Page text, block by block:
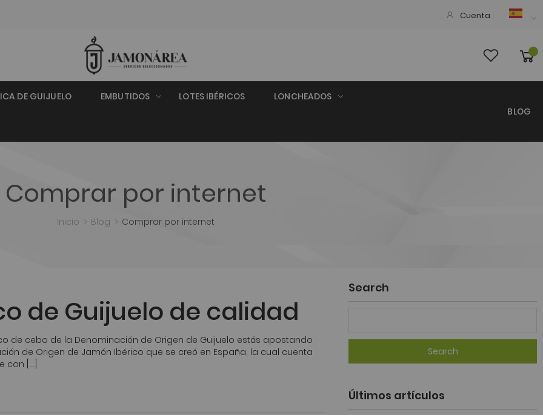
Cuenta
DE GUIJUELO EMBUTIDOS LOTES IBÉRICOS LONCHEADOS
BLOG
Comprar por internet
Inicio Blog Comprar por internet
de Guijuelo de calidad
de cebo de la Denominación de Origen de Guijuelo estás apostando
de Origen de Jamón Ibérico que se creó en España, la cual cuenta
con […]
Search
Search
Últimos artículos